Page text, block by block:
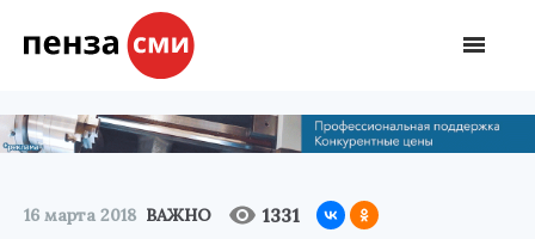
16 марта 2018 ВАЖНО 1331